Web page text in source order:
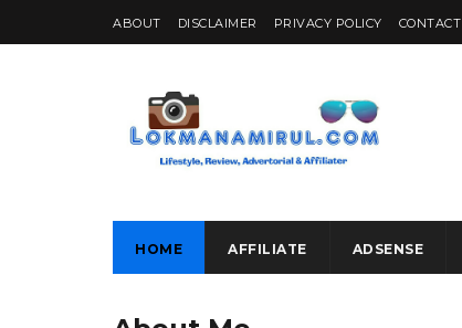
ABOUT DISCLAIMER PRIVACY POLICY CONTACT
HOME AFFILIATE ADSENSE